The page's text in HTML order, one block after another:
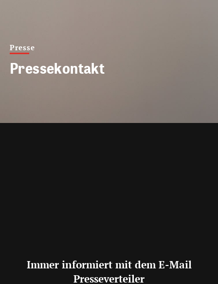
Presse
Pressekontakt
Immer informiert mit dem E-Mail
Presseverteiler